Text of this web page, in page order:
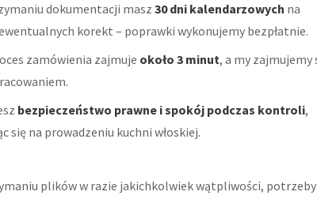
dokumentacji masz 30 dni kalendarzowych na
korekt – poprawki wykonujemy bezpłatnie.
zamówienia zajmuje około 3 minut, a my zajmujemy
bezpieczeństwo prawne i spokój podczas kontroli,
się na prowadzeniu kuchni włoskiej.
plików w razie jakichkolwiek wątpliwości, potrzeby